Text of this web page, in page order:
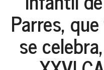
Parres,
se